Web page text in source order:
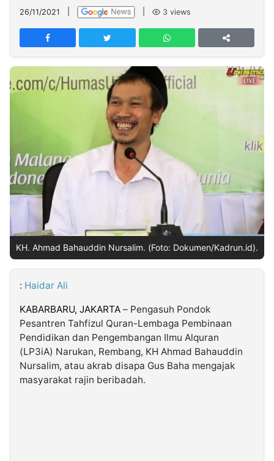
Network
PT
TREETAN
INDONESIA
NTB
Time
IDN
Jogja
Rakyat
News
Notice
Baru
Follow
Kabarbaru
Kabarbaru.co
2026
26/11/2021 3 views
KH. Ahmad Bahauddin Nursalim. (Foto: Dokumen/Kadrun.id).
: Haidar Ali
KABARBARU, JAKARTA – Pengasuh Pondok
Pesantren Tahfizul Quran-Lembaga Pembinaan
Pendidikan dan Pengembangan Ilmu Alquran
(LP3iA) Narukan, Rembang, KH Ahmad Bahauddin
Nursalim, atau akrab disapa Gus Baha mengajak
masyarakat rajin beribadah.